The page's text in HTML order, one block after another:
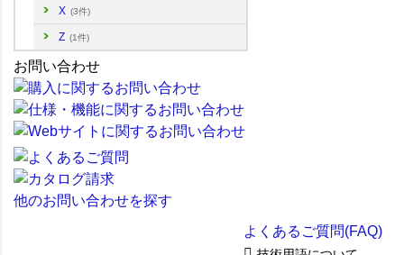
X (3件)
Z (1件)
お問い合わせ
他のお問い合わせを探す
よくあるご質問(FAQ)